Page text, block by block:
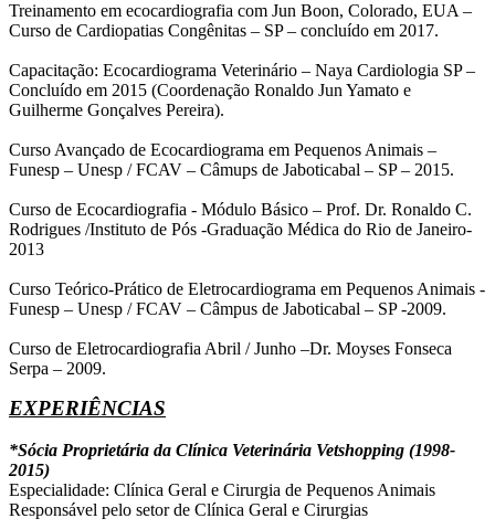
Treinamento em ecocardiografia com Jun Boon, Colorado, EUA –
Curso de Cardiopatias Congênitas – SP – concluído em 2017.
Capacitação: Ecocardiograma Veterinário – Naya Cardiologia SP –
Concluído em 2015 (Coordenação Ronaldo Jun Yamato e
Guilherme Gonçalves Pereira).
Curso Avançado de Ecocardiograma em Pequenos Animais –
Funesp – Unesp / FCAV – Câmups de Jaboticabal – SP – 2015.
Curso de Ecocardiografia - Módulo Básico – Prof. Dr. Ronaldo C.
Rodrigues /Instituto de Pós -Graduação Médica do Rio de Janeiro-
2013
Curso Teórico-Prático de Eletrocardiograma em Pequenos Animais -
Funesp – Unesp / FCAV – Câmpus de Jaboticabal – SP -2009.
Curso de Eletrocardiografia Abril / Junho –Dr. Moyses Fonseca
Serpa – 2009.
EXPERIÊNCIAS
*Sócia Proprietária da Clínica Veterinária Vetshopping (1998-
2015)
Especialidade: Clínica Geral e Cirurgia de Pequenos Animais
Responsável pelo setor de Clínica Geral e Cirurgias